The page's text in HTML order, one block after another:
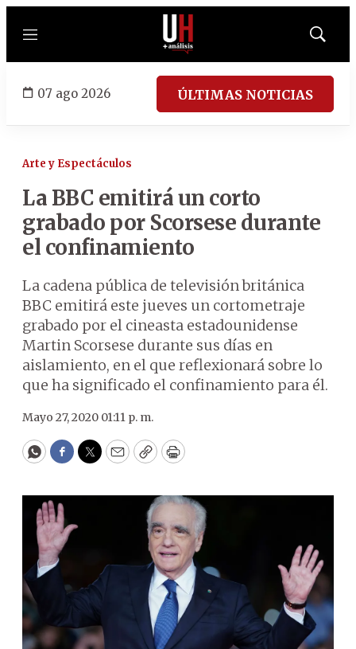
Menú
Mostrar
07 ago 2026 ÚLTIMAS NOTICIAS
Arte y Espectáculos
La BBC emitirá un corto
grabado por Scorsese durante
el confinamiento
La cadena pública de televisión británica
BBC emitirá este jueves un cortometraje
grabado por el cineasta estadounidense
Martin Scorsese durante sus días en
aislamiento, en el que reflexionará sobre lo
que ha significado el confinamiento para él.
Mayo 27, 2020 01:11 p. m.
WhatsApp
Facebook
Twitter
EmailCopyPrint